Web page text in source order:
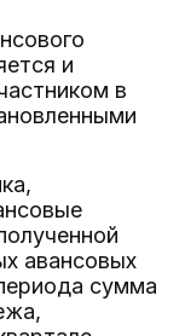
и
в
авансовых
сумма